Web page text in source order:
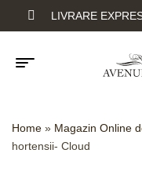
LIVRARE
Home » Magazin Online
hortensii- Cloud